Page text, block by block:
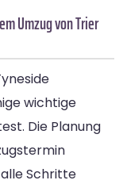
Umzug von Trier
wichtige
Die Planung
Schritte